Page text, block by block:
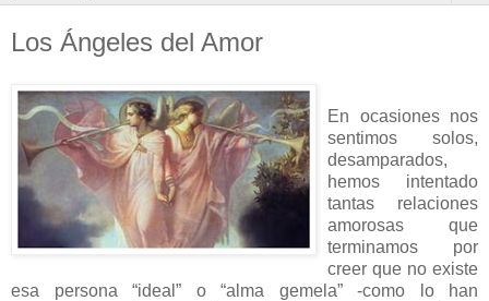
Los Ángeles del Amor
En ocasiones nos
sentimos solos,
desamparados,
hemos intentado
tantas relaciones
amorosas que
terminamos por
creer que no existe
esa persona “ideal” o “alma gemela” -como lo han